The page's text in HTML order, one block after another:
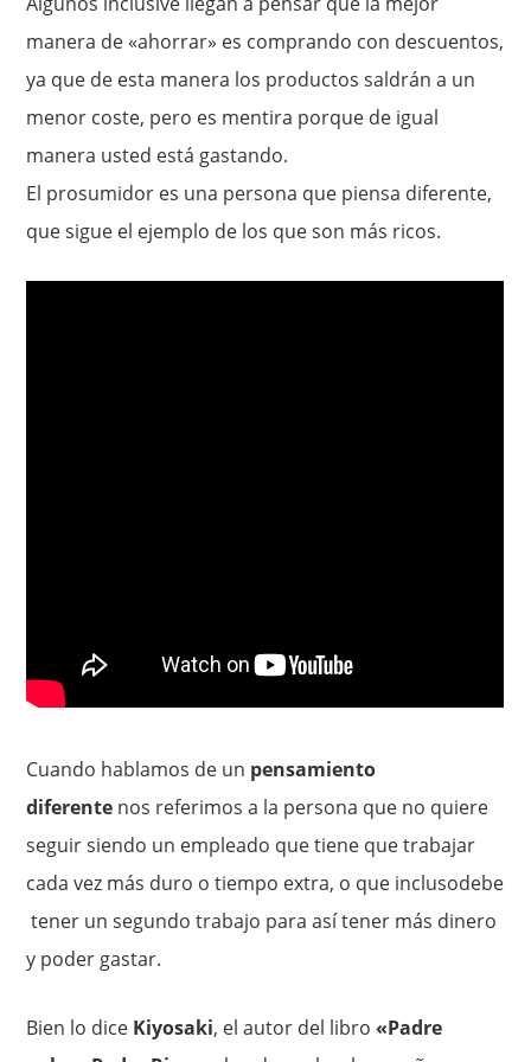
manera de «ahorrar» es comprando con descuentos,
ya que de esta manera los productos saldrán a un
menor coste, pero es mentira porque de igual
manera usted está gastando.
El prosumidor es una persona que piensa diferente,
que sigue el ejemplo de los que son más ricos.
Cuando hablamos de un pensamiento
diferente nos referimos a la persona que no quiere
seguir siendo un empleado que tiene que trabajar
cada vez más duro o tiempo extra, o que inclusodebe
tener un segundo trabajo para así tener más dinero
y poder gastar.
Bien lo dice Kiyosaki, el autor del libro «Padre